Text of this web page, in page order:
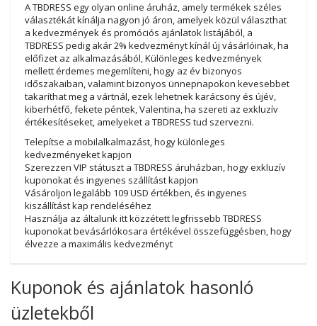
A TBDRESS egy olyan online áruház, amely termékek széles
választékát kínálja nagyon jó áron, amelyek közül választhat
a kedvezmények és promóciós ajánlatok listájából, a
TBDRESS pedig akár 2% kedvezményt kínál új vásárlóinak, ha
előfizet az alkalmazásából, Különleges kedvezmények
mellett érdemes megemlíteni, hogy az év bizonyos
időszakaiban, valamint bizonyos ünnepnapokon kevesebbet
takaríthat meg a vártnál, ezek lehetnek karácsony és újév,
kiberhétfő, fekete péntek, Valentina, ha szereti az exkluzív
értékesítéseket, amelyeket a TBDRESS tud szervezni.
Telepítse a mobilalkalmazást, hogy különleges
kedvezményeket kapjon
Szerezzen VIP státuszt a TBDRESS áruházban, hogy exkluzív
kuponokat és ingyenes szállítást kapjon
Vásároljon legalább 109 USD értékben, és ingyenes
kiszállítást kap rendeléséhez
Használja az általunk itt közzétett legfrissebb TBDRESS
kuponokat bevásárlókosara értékével összefüggésben, hogy
élvezze a maximális kedvezményt
Kuponok és ajánlatok hasonló
üzletekből